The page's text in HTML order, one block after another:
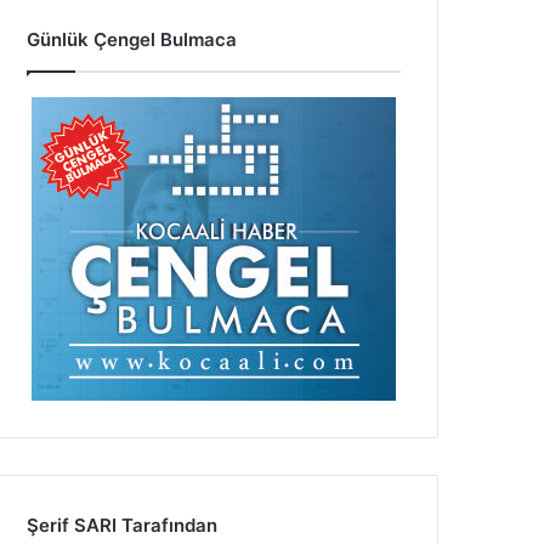
Günlük Çengel Bulmaca
Şerif SARI Tarafından